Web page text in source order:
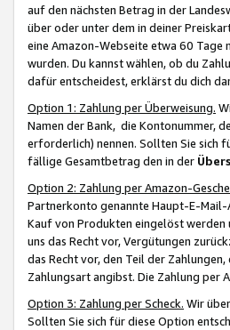
auf den nächsten Betrag in der
über oder unter dem in deiner
eine Amazon-Webseite etwa 60 Tage
wurden. Du kannst wählen, ob du
dafür entscheidest, erklärst du dich
Option 1: Zahlung per Überweisung.
Namen der Bank, die Kontonummer,
erforderlich) nennen. Sollten Sie sich
fällige Gesamtbetrag den in der
Option 2: Zahlung per Amazon-
Partnerkonto genannte Haupt-E-Mail-
Kauf von Produkten eingelöst werden
uns das Recht vor, Vergütungen
das Recht vor, den Teil der
Zahlungsart angibst. Die Zahlung per
Option 3: Zahlung per Scheck. Wir
Sollten Sie sich für diese Option